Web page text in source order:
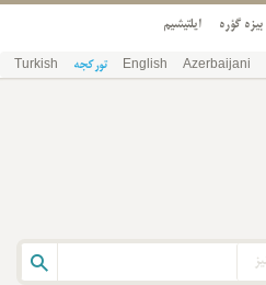
بیزه گؤره ایلتیشیم
Azerbaijani
English تورکجه Turkish